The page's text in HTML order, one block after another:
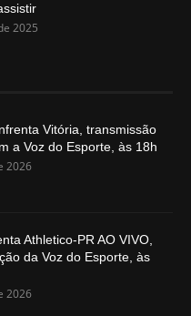
2025
Vitória, transmissão
a Voz do Esporte, às 18h
2026
Athletico-PR AO VIVO,
da Voz do Esporte, às
2026